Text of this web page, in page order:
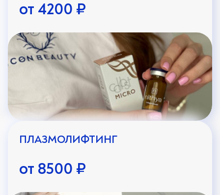
от 4200 ₽
ПЛАЗМОЛИФТИНГ
от 8500 ₽